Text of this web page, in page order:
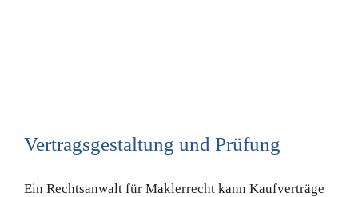
Vertragsgestaltung und Prüfung
Ein Rechtsanwalt für Maklerrecht kann Kaufverträge